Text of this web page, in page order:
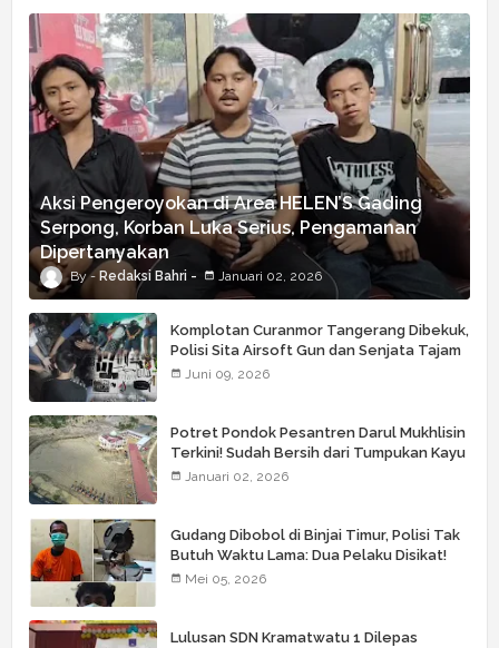
Aksi Pengeroyokan di Area HELEN’S Gading
Serpong, Korban Luka Serius, Pengamanan
Dipertanyakan
Redaksi Bahri Januari 02, 2026
Komplotan Curanmor Tangerang Dibekuk,
Polisi Sita Airsoft Gun dan Senjata Tajam
Juni 09, 2026
Potret Pondok Pesantren Darul Mukhlisin
Terkini! Sudah Bersih dari Tumpukan Kayu
Januari 02, 2026
Gudang Dibobol di Binjai Timur, Polisi Tak
Butuh Waktu Lama: Dua Pelaku Disikat!
Mei 05, 2026
Lulusan SDN Kramatwatu 1 Dilepas